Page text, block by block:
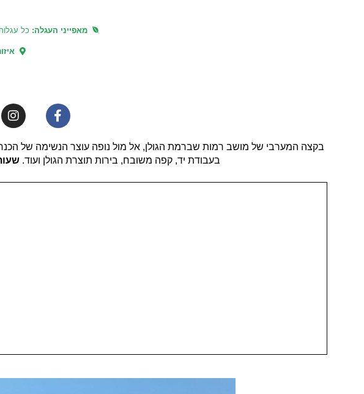
מאפייני העגלה: כל
בקצה המערבי של מושב רמות שברמת הגולן, אל מול נופה עוצר הנשימה של
בעבודת יד, קפה משובח, בירות תוצרת הגולן ועוד.